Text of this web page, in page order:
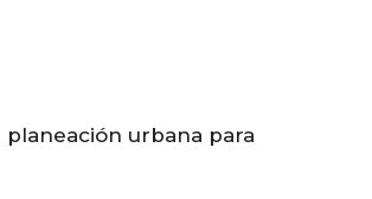
urbana para